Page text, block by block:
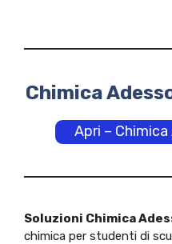
Chimica
Apri –
Soluzioni Chimica
chimica per studenti di